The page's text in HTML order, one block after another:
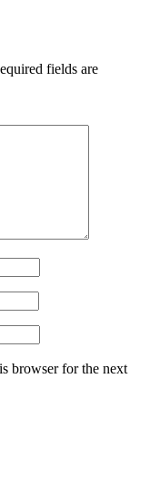
fields are
browser for the next